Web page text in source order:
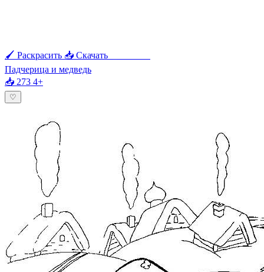
🖌 Раскрасить 📥 Скачать
Падчерица и медведь
📥 273 4+
♡